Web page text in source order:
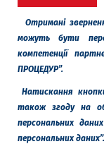
Отримані
можуть бути
компетенції
ПРОЦЕДУР”.
Натискання
також згоду на
персональних
персональних даних”.